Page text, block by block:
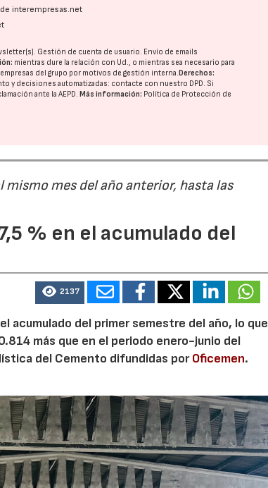
interempresas.net
Gestión de cuenta de usuario. Envío de emails
mientras dure la relación con Ud., o mientras sea necesario para
empresas del grupo por motivos de gestión interna.Derechos:
y decisiones automatizadas: contacte con nuestro DPD. Si
ante laAEPD.Más información: Política de Protección de
mes del año anterior, hasta las
% en el acumulado del
2137
acumulado del primer semestre del año, lo que
más que en el periodo enero-junio del
del Cemento difundidas porOficemen.